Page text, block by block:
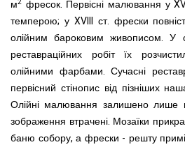
м
фресок. Первісні малювання у
темперою; у XVIII ст. фрески
олійним бароковим живописом. У
реставраційних робіт їх
олійними фарбами. Сучасні
первісний стінопис від пізніших
Олійні малювання залишено лише
зображення втрачені. Мозаїки
баню собору, а фрески - решту